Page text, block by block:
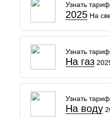
Узнать
2025 На
Узнать
На газ
Узнать
На воду